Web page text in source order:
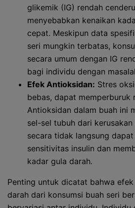
glikemik (IG) rendah
menyebabkan kenaikan
cepat. Meskipun data
seri mungkin terbatas,
secara umum dengan IG
bagi individu dengan
Efek Antioksidan: Stres
bebas, dapat memperburuk
Antioksidan dalam buah ini
sel-sel tubuh dari
secara tidak langsung
sensitivitas insulin dan
kadar gula darah.
Penting untuk dicatat bahwa efek
darah dari konsumsi buah seri